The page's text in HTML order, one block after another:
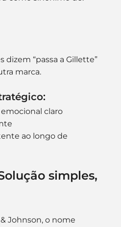
“passa a Gillette”
marca.
claro
ao longo de
simples,
Johnson, o nome